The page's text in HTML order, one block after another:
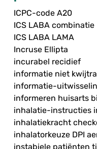
ICPC-code A20
ICS LABA combinatie
ICS LABA LAMA
Incruse Ellipta
incurabel recidief
informatie niet
informatie-
informeren huisarts
inhalatie-instructies
inhalatiekracht
inhalatorkeuze DPI
instabiele patiënten